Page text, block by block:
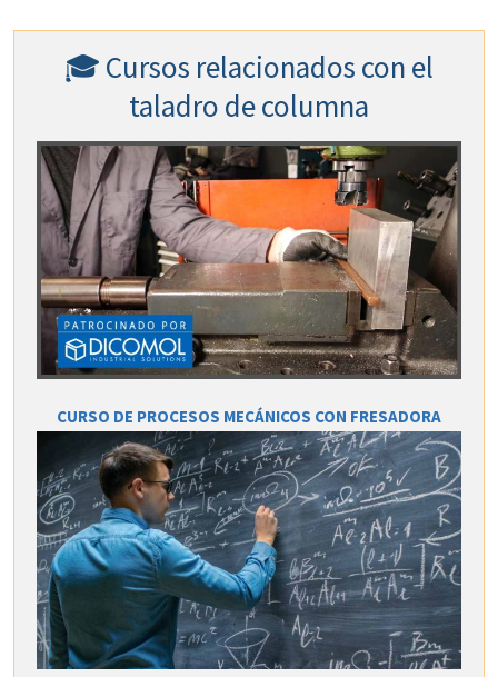
🎓 Cursos relacionados con el
taladro de columna
CURSO DE PROCESOS MECÁNICOS CON FRESADORA